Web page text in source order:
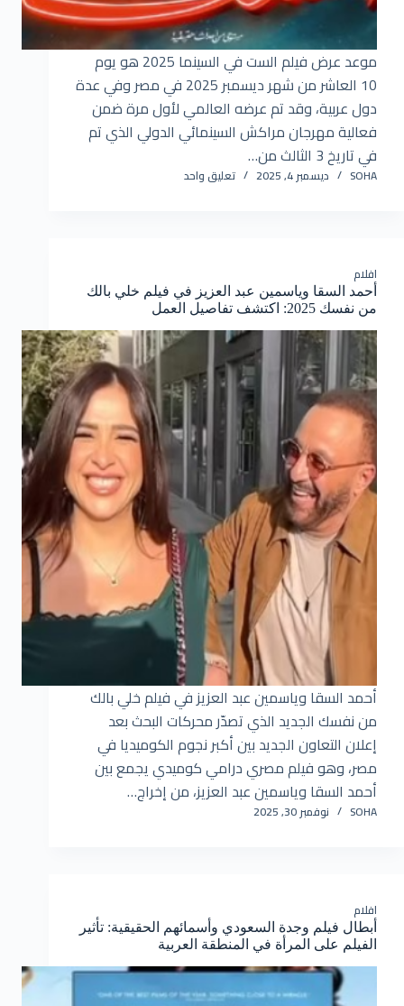
موعد عرض فيلم الست في السينما 2025 هو يوم
10 العاشر من شهر ديسمبر 2025 في مصر وفي عدة
دول عربية، وقد تم عرضه العالمي لأول مرة ضمن
فعالية مهرجان مراكش السينمائي الدولي الذي تم
في تاريخ 3 الثالث من…
SOHA ديسمبر 4, 2025 تعليق واحد
افلام
أحمد السقا وياسمين عبد العزيز في فيلم خلي بالك
من نفسك 2025: اكتشف تفاصيل العمل
أحمد السقا وياسمين عبد العزيز في فيلم خلي بالك
من نفسك الجديد الذي تصدّر محركات البحث بعد
إعلان التعاون الجديد بين أكبر نجوم الكوميديا في
مصر، وهو فيلم مصري درامي كوميدي يجمع بين
أحمد السقا وياسمين عبد العزيز، من إخراج…
SOHA نوفمبر 30, 2025
افلام
أبطال فيلم وجدة السعودي وأسمائهم الحقيقية: تأثير
الفيلم على المرأة في المنطقة العربية